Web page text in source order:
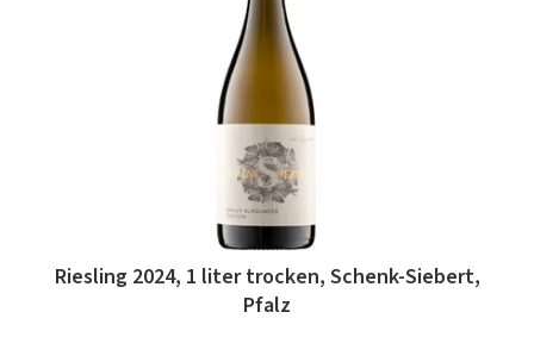
Riesling 2024, 1 liter trocken, Schenk-Siebert,
Pfalz